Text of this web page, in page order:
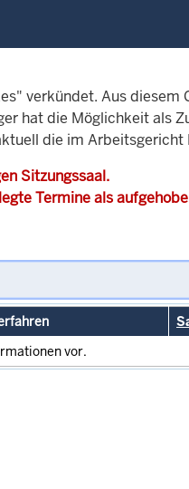
verkündet. Aus diesem
hat die Möglichkeit als
die im
Sitzungssaal.
Termine als
vor.